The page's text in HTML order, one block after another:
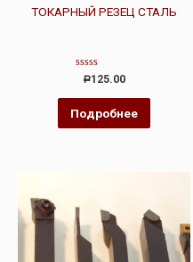
ТОКАРНЫЙ РЕЗЕЦ СТАЛЬ
Оценка
из
Р125.00
Подробнее